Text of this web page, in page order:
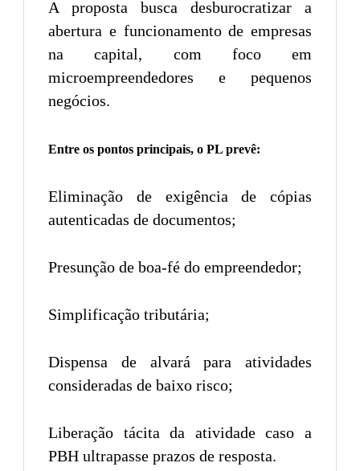
A proposta busca desburocratizar a
abertura e funcionamento de empresas
na capital, com foco em
microempreendedores e pequenos
negócios.
Entre os pontos principais, o PL prevê:
Eliminação de exigência de cópias
autenticadas de documentos;
Presunção de boa-fé do empreendedor;
Simplificação tributária;
Dispensa de alvará para atividades
consideradas de baixo risco;
Liberação tácita da atividade caso a
PBH ultrapasse prazos de resposta.